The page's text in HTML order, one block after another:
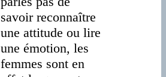
savoir reconnaître
une attitude ou lire
une émotion, les
femmes sont en